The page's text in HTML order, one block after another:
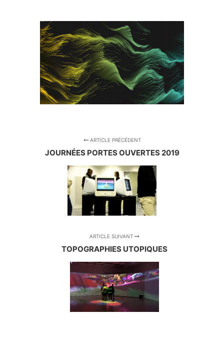
ARTICLE PRÉCÉDENT
JOURNÉES PORTES OUVERTES 2019
ARTICLE SUIVANT
TOPOGRAPHIES UTOPIQUES